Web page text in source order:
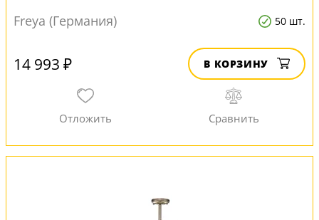
Freya (Германия) 50 шт.
14 993 ₽ В КОРЗИНУ